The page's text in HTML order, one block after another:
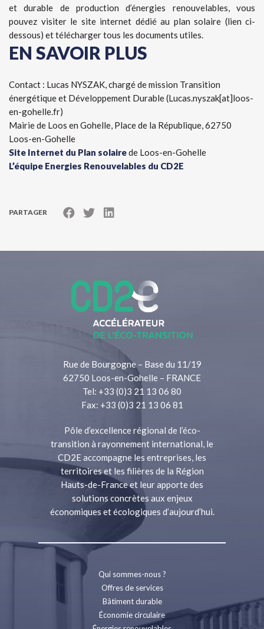
et durable de production d’énergies renouvelables, vous
pouvez visiter le site internet dédié au plan solaire (lien ci-
dessous) et télécharger tous les documents utiles.
EN SAVOIR PLUS
Contact : Lucas NYSZAK, chargé de mission Transition
énergétique et Développement Durable (Lucas.nyszak[at]loos-
en-gohelle.fr)
Mairie de Loos en Gohelle, Place de la République, 62750
Loos-en-Gohelle
Site Internet du Plan solairede Loos-en-Gohelle
L’équipe Energies Renouvelables du CD2E
PARTAGER
Rue de Bourgogne – Base du 11/19
62750 Loos-en-Gohelle – FRANCE
Tel: +33 (0)3 21 13 06 80
Fax: +33 (0)3 21 13 06 81
Pôle d’excellence régional de l’éco-
transition à rayonnement international, le
CD2E accompagne les entreprises, les
territoires et les filières de la Région
Hauts-de-France et leur apporte des
solutions concrètes aux enjeux
économiques et écologiques d’aujourd’hui.
Qui sommes-nous ?
Offres de services
Bâtiment durable
Économie circulaire